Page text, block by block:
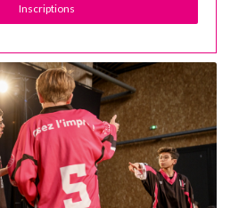
Inscriptions